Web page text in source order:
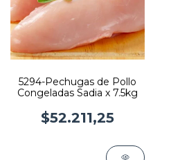
5294-Pechugas de Pollo
Congeladas Sadia x 7.5kg
$52.211,25